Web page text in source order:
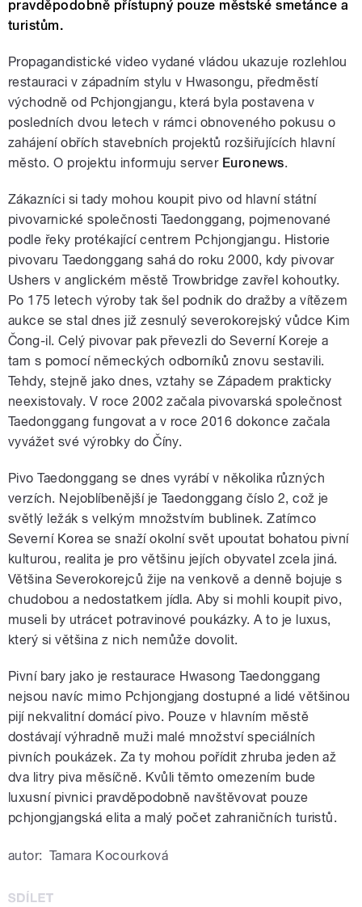
pravděpodobně přístupný pouze městské smetánce a
turistům.
Propagandistické video vydané vládou ukazuje rozlehlou
restauraci v západním stylu v Hwasongu, předměstí
východně od Pchjongjangu, která byla postavena v
posledních dvou letech v rámci obnoveného pokusu o
zahájení obřích stavebních projektů rozšiřujících hlavní
město. O projektu informuju server Euronews.
Zákazníci si tady mohou koupit pivo od hlavní státní
pivovarnické společnosti Taedonggang, pojmenované
podle řeky protékající centrem Pchjongjangu. Historie
pivovaru Taedonggang sahá do roku 2000, kdy pivovar
Ushers v anglickém městě Trowbridge zavřel kohoutky.
Po 175 letech výroby tak šel podnik do dražby a vítězem
aukce se stal dnes již zesnulý severokorejský vůdce Kim
Čong-il. Celý pivovar pak převezli do Severní Koreje a
tam s pomocí německých odborníků znovu sestavili.
Tehdy, stejně jako dnes, vztahy se Západem prakticky
neexistovaly. V roce 2002 začala pivovarská společnost
Taedonggang fungovat a v roce 2016 dokonce začala
vyvážet své výrobky do Číny.
Pivo Taedonggang se dnes vyrábí v několika různých
verzích. Nejoblíbenější je Taedonggang číslo 2, což je
světlý ležák s velkým množstvím bublinek. Zatímco
Severní Korea se snaží okolní svět upoutat bohatou pivní
kulturou, realita je pro většinu jejích obyvatel zcela jiná.
Většina Severokorejců žije na venkově a denně bojuje s
chudobou a nedostatkem jídla. Aby si mohli koupit pivo,
museli by utrácet potravinové poukázky. A to je luxus,
který si většina z nich nemůže dovolit.
Pivní bary jako je restaurace Hwasong Taedonggang
nejsou navíc mimo Pchjongjang dostupné a lidé většinou
pijí nekvalitní domácí pivo. Pouze v hlavním městě
dostávají výhradně muži malé množství speciálních
pivních poukázek. Za ty mohou pořídit zhruba jeden až
dva litry piva měsíčně. Kvůli těmto omezením bude
luxusní pivnici pravděpodobně navštěvovat pouze
pchjongjangská elita a malý počet zahraničních turistů.
autor: Tamara Kocourková